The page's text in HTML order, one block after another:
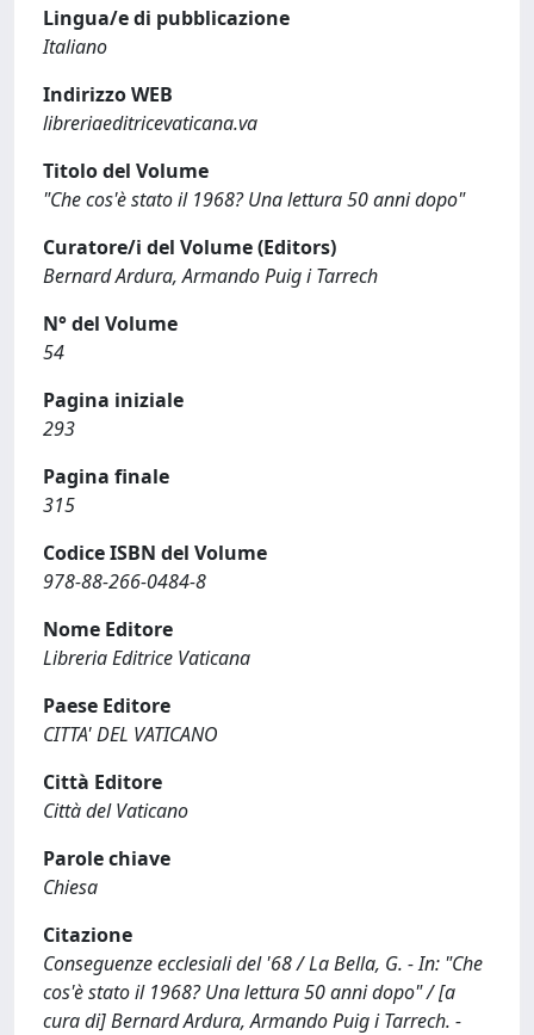
Lingua/e di pubblicazione
Italiano
Indirizzo WEB
libreriaeditricevaticana.va
Titolo del Volume
"Che cos'è stato il 1968? Una lettura 50 anni dopo"
Curatore/i del Volume (Editors)
Bernard Ardura, Armando Puig i Tarrech
N° del Volume
54
Pagina iniziale
293
Pagina finale
315
Codice ISBN del Volume
978-88-266-0484-8
Nome Editore
Libreria Editrice Vaticana
Paese Editore
CITTA' DEL VATICANO
Città Editore
Città del Vaticano
Parole chiave
Chiesa
Citazione
Conseguenze ecclesiali del '68 / La Bella, G. - In: "Che
cos'è stato il 1968? Una lettura 50 anni dopo" / [a
cura di] Bernard Ardura, Armando Puig i Tarrech. -